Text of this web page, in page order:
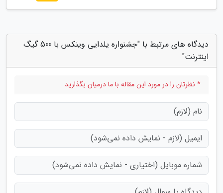
دیدگاه های مرتبط با "جشنواره یلدایی وینکس با 500 گیگ
اینترنت"
* نظرتان را در مورد این مقاله با ما درمیان بگذارید